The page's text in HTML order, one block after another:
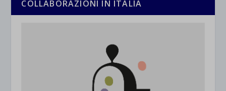
COLLABORAZIONI IN ITALIA